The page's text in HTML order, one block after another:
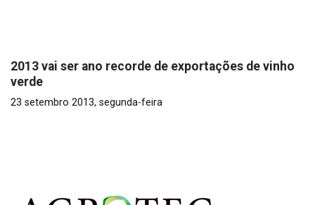
2013 vai ser ano recorde de exportações de vinho
verde
23 setembro 2013, segunda-feira